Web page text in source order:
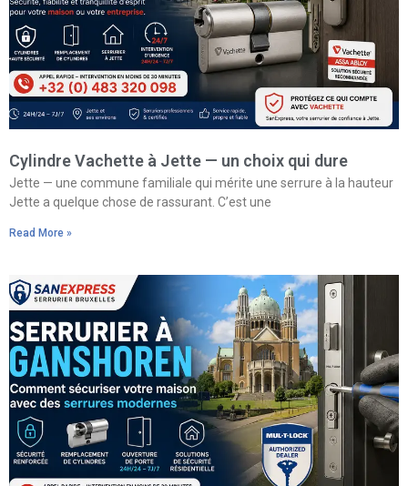
Cylindre Vachette à Jette — un choix qui dure
Jette — une commune familiale qui mérite une serrure à la hauteur
Jette a quelque chose de rassurant. C’est une
Read More »